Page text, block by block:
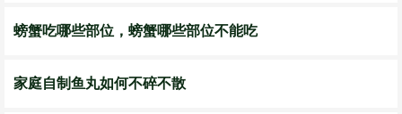
螃蟹吃哪些部位，螃蟹哪些部位不能吃
家庭自制鱼丸如何不碎不散